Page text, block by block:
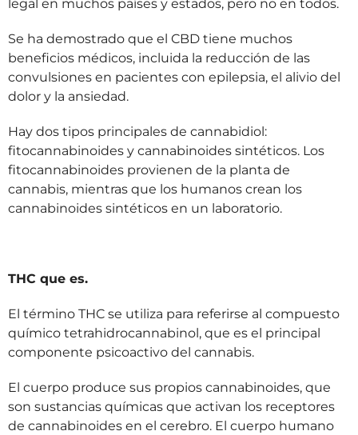
legal en muchos países y estados, pero no en todos.
Se ha demostrado que el CBD tiene muchos
beneficios médicos, incluida la reducción de las
convulsiones en pacientes con epilepsia, el alivio del
dolor y la ansiedad.
Hay dos tipos principales de cannabidiol:
fitocannabinoides y cannabinoides sintéticos. Los
fitocannabinoides provienen de la planta de
cannabis, mientras que los humanos crean los
cannabinoides sintéticos en un laboratorio.
THC que es.
El término THC se utiliza para referirse al compuesto
químico tetrahidrocannabinol, que es el principal
componente psicoactivo del cannabis.
El cuerpo produce sus propios cannabinoides, que
son sustancias químicas que activan los receptores
de cannabinoides en el cerebro. El cuerpo humano